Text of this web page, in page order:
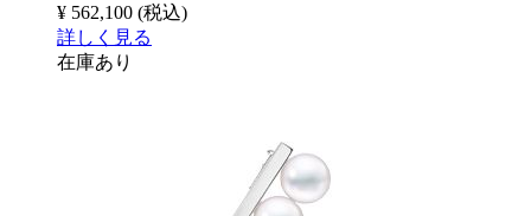
¥ 562,100 (税込)
詳しく見る
在庫あり